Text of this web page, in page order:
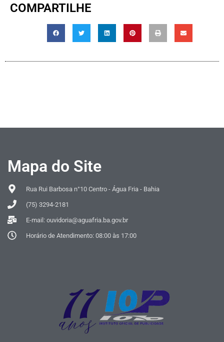
COMPARTILHE
Mapa do Site
Rua Rui Barbosa n°10 Centro - Água Fria - Bahia
(75) 3294-2181
E-mail: ouvidoria@aguafria.ba.gov.br
Horário de Atendimento: 08:00 às 17:00